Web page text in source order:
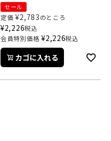
セール
定価 ¥2,783のところ
¥2,226税込
会員特別価格 ¥2,226税込
カゴに入れる